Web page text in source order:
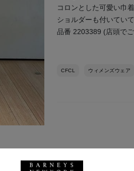
コロンとした可愛い巾
ショルダーも付いてい
品番 2203389 (店頭で
CFCL ウィメンズウェア